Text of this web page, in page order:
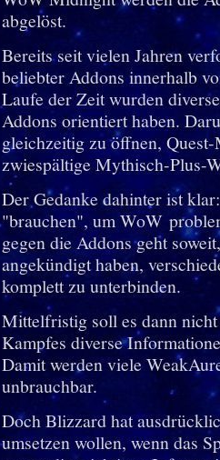
abgelöst.
Bereits seit vielen Jahren
beliebter Addons innerhalb
Laufe der Zeit wurden
Addons orientiert haben.
gleichzeitig zu öffnen,
zwiespältige Mythisch-Plus-
Der Gedanke dahinter ist
"brauchen", um WoW
gegen die Addons geht
angekündigt haben,
komplett zu unterbinden.
Mittelfristig soll es dann
Kampfes diverse
Damit werden viele
unbrauchbar.
Doch Blizzard hat
umsetzen wollen, wenn das